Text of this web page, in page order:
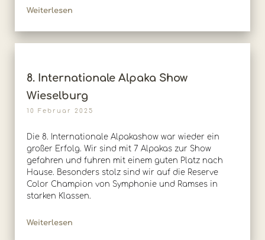
Weiterlesen
8. Internationale Alpaka Show
Wieselburg
10 Februar 2025
Die 8. Internationale Alpakashow war wieder ein
großer Erfolg. Wir sind mit 7 Alpakas zur Show
gefahren und fuhren mit einem guten Platz nach
Hause. Besonders stolz sind wir auf die Reserve
Color Champion von Symphonie und Ramses in
starken Klassen.
Weiterlesen